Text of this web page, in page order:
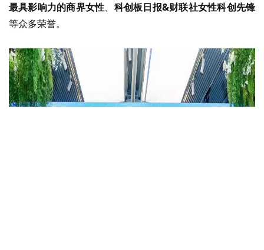
最具影响力的商界女性、 科创板日报&财联社女性科创先锋
等众多荣誉。